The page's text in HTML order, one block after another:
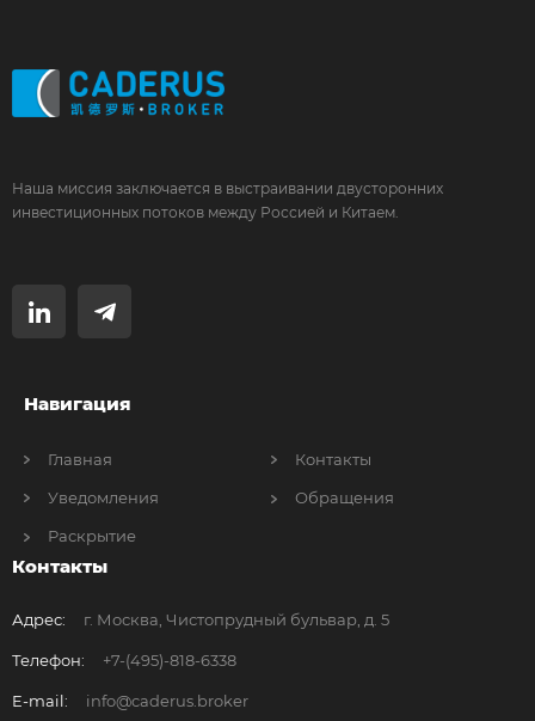
Наша миссия заключается в выстраивании двусторонних
инвестиционных потоков между Россией и Китаем.
Навигация
Главная
Уведомления
Раскрытие
Контакты
Обращения
Контакты
Адрес: г. Москва, Чистопрудный бульвар, д. 5
Телефон: +7-(495)-818-6338
E-mail: info@caderus.broker